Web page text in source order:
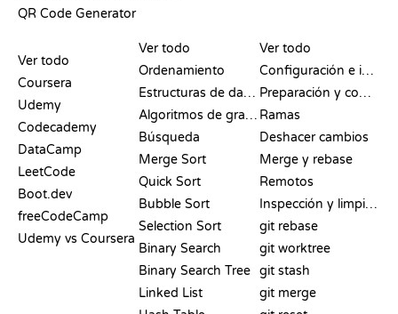
QR Code Generator
Ver todo
Coursera
Udemy
Codecademy
DataCamp
LeetCode
Boot.dev
freeCodeCamp
Udemy vs Coursera
Ver todo
Ordenamiento
Estructuras de datos
Algoritmos de grafos
Búsqueda
Merge Sort
Quick Sort
Bubble Sort
Selection Sort
Binary Search
Binary Search Tree
Linked List
Ver todo
Configuración e inicio
Preparación y commit
Ramas
Deshacer cambios
Merge y rebase
Remotos
Inspección y limpieza
git rebase
git worktree
git stash
git merge